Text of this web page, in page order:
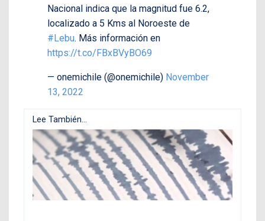
Nacional indica que la magnitud fue 6.2,
localizado a 5 Kms al Noroeste de
#Lebu. Más información en
https://t.co/FBxBVyBO69
— onemichile (@onemichile) November
13, 2022
Lee También...